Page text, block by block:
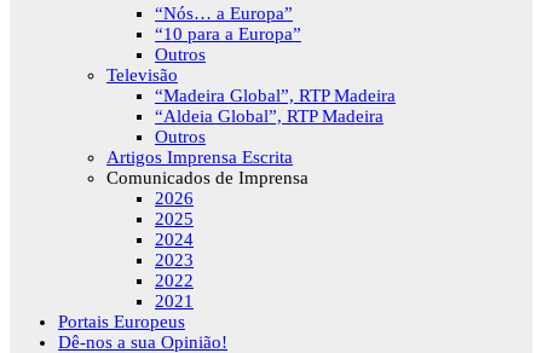
“Nós… a Europa”
“10 para a Europa”
Outros
Televisão
“Madeira Global”, RTP Madeira
“Aldeia Global”, RTP Madeira
Outros
Artigos Imprensa Escrita
Comunicados de Imprensa
2026
2025
2024
2023
2022
2021
Portais Europeus
Dê-nos a sua Opinião!